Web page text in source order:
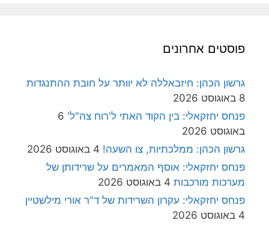
פוסטים אחרונים
גרשון הכהן: חיזבאללה לא יוותר על חובת ההתנגדות
8 באוגוסט 2026
פנחס יחזקאלי: בין הקוד האתי ל'רוח צה"ל' 6
באוגוסט 2026
גרשון הכהן: ממלכתיות, צו השעה! 4 באוגוסט 2026
פנחס יחזקאלי: אוסף המאמרים על שרידותן של
מערכות מורכבות 4 באוגוסט 2026
פנחס יחזקאלי: עקרון השרידות של ד"ר אורי מילשטיין
4 באוגוסט 2026